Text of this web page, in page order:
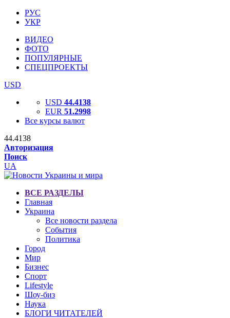
РУС
УКР
ВИДЕО
ФОТО
ПОПУЛЯРНЫЕ
СПЕЦПРОЕКТЫ
USD
USD 44.4138
EUR 51.2998
Все курсы валют
44.4138
Авторизация
Поиск
UA
ВСЕ РАЗДЕЛЫ
Главная
Украина
Все новости раздела
События
Политика
Город
Мир
Бизнес
Спорт
Lifestyle
Шоу-биз
Наука
БЛОГИ ЧИТАТЕЛЕЙ